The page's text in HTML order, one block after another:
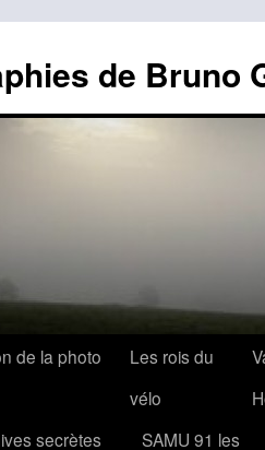
de Bruno
de la photo
Les rois du
vélo
secrètes
SAMU 91 les